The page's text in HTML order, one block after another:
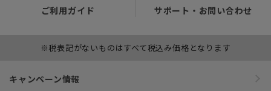
ご利用ガイド サポート・お問い合わせ
※税表記がないものはすべて税込み価格となります
キャンペーン情報